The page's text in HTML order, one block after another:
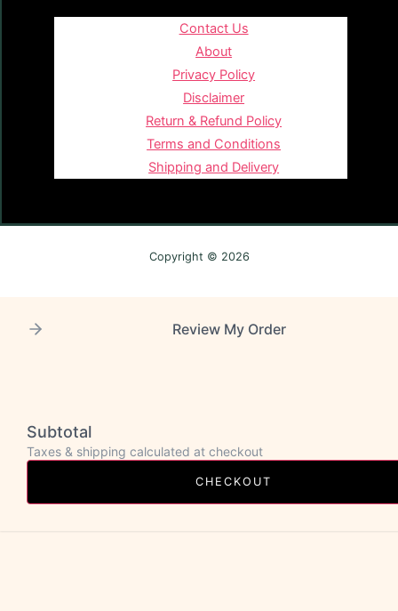
Contact Us
About
Privacy Policy
Disclaimer
Return & Refund Policy
Terms and Conditions
Shipping and Delivery
Copyright © 2026
Review My Order
Subtotal
Taxes & shipping calculated at checkout
CHECKOUT